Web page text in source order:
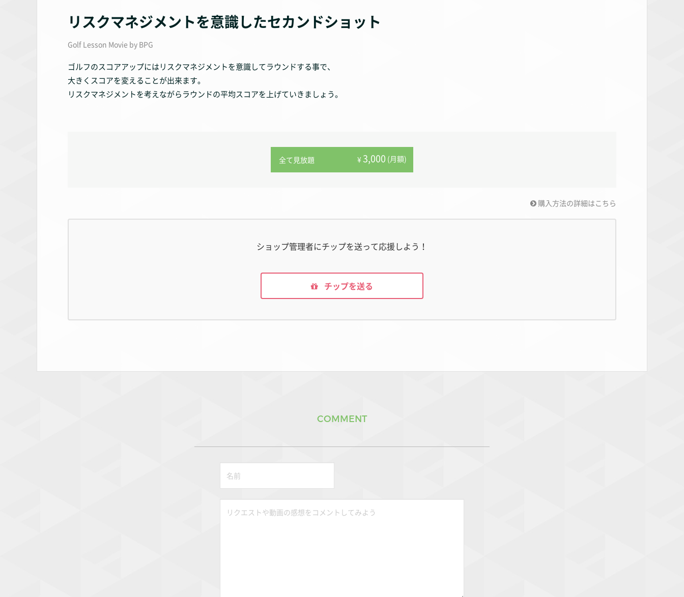
リスクマネジメントを意識したセカンドショット
Golf Lesson Movie by BPG
ゴルフのスコアアップにはリスクマネジメントを意識してラウンドする事で、
大きくスコアを変えることが出来ます。
リスクマネジメントを考えながらラウンドの平均スコアを上げていきましょう。
全て見放題 ¥3,000 (月額)
購入方法の詳細はこちら
ショップ管理者にチップを送って応援しよう！
チップを送る
COMMENT